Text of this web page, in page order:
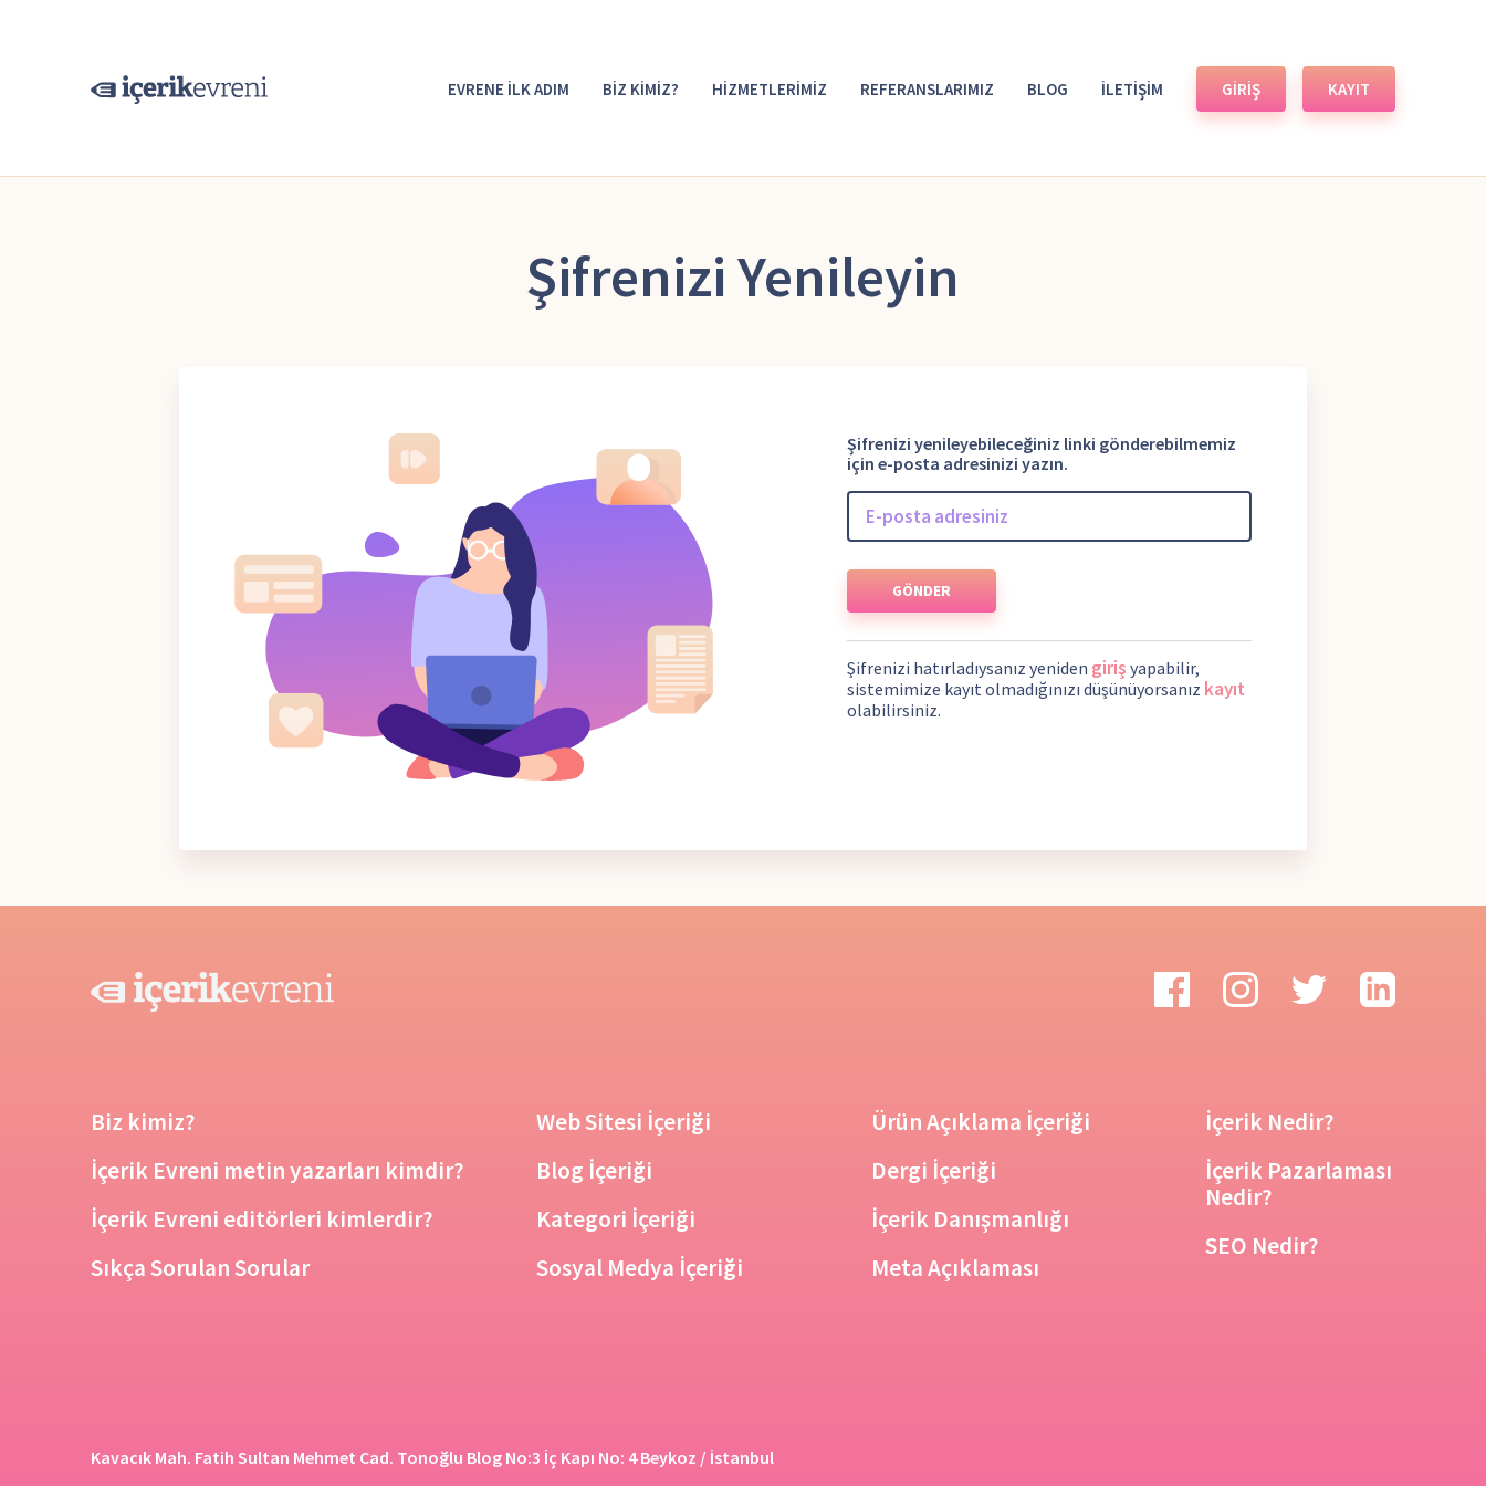
EVRENE İLK ADIM BİZ KİMİZ? HİZMETLERİMİZ REFERANSLARIMIZ BLOG İLETİŞİM GİRİŞ KAYIT
Şifrenizi Yenileyin
Şifrenizi yenileyebileceğiniz linki gönderebilmemiz
için e-posta adresinizi yazın.
GÖNDER
Şifrenizi hatırladıysanız yeniden giriş yapabilir,
sistemimize kayıt olmadığınızı düşünüyorsanız kayıt
olabilirsiniz.
Biz kimiz?
İçerik Evreni metin yazarları kimdir?
İçerik Evreni editörleri kimlerdir?
Sıkça Sorulan Sorular
Web Sitesi İçeriği
Blog İçeriği
Kategori İçeriği
Sosyal Medya İçeriği
Ürün Açıklama İçeriği
Dergi İçeriği
İçerik Danışmanlığı
Meta Açıklaması
İçerik Nedir?
İçerik Pazarlaması
Nedir?
SEO Nedir?
Kavacık Mah. Fatih Sultan Mehmet Cad. Tonoğlu Blog No:3 İç Kapı No: 4 Beykoz / İstanbul